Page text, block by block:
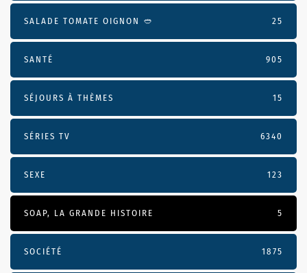
SALADE TOMATE OIGNON 🥙 25
SANTÉ 905
SÉJOURS À THÈMES 15
SÉRIES TV 6340
SEXE 123
SOAP, LA GRANDE HISTOIRE 5
SOCIÉTÉ 1875